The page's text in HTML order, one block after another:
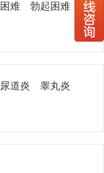
难 勃起困难
尿道炎 睾丸炎